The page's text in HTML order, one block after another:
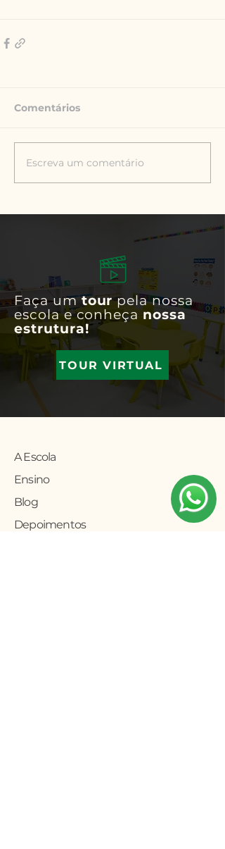
Comentários
Escreva um comentário
Faça umtourpela nossa
escola e conheçanossa
estrutura!
TOUR VIRTUAL
A Escola
Ensino
Blog
Depoimentos